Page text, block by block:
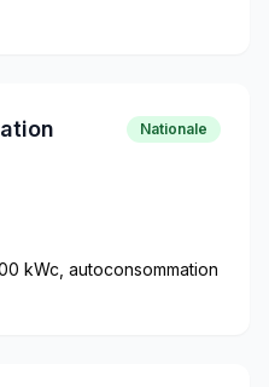
Nationale
kWc, autoconsommation